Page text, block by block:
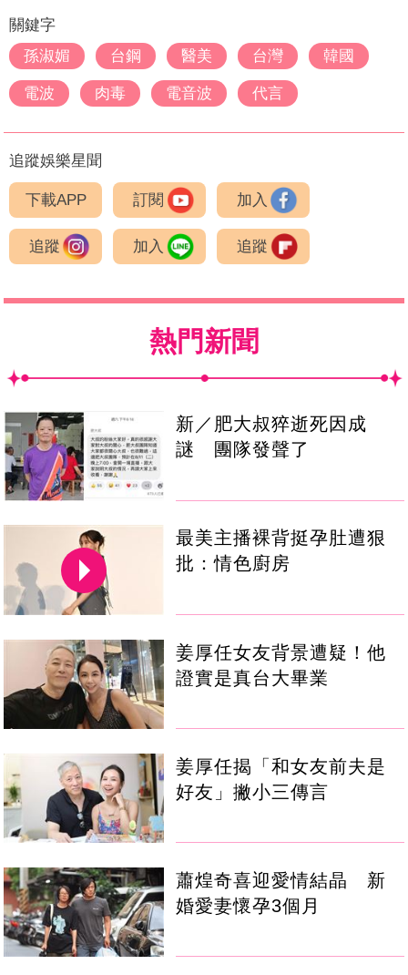
關鍵字
孫淑媚
台鋼 醫美 台灣 韓國
電波 肉毒 電音波 代言
追蹤娛樂星聞
下載APP 訂閱 加入
追蹤 加入 追蹤
熱門新聞
新／肥大叔猝逝死因成
謎 團隊發聲了
最美主播裸背挺孕肚遭狠
批：情色廚房
姜厚任女友背景遭疑！他
證實是真台大畢業
姜厚任揭「和女友前夫是
好友」撇小三傳言
蕭煌奇喜迎愛情結晶 新
婚愛妻懷孕3個月